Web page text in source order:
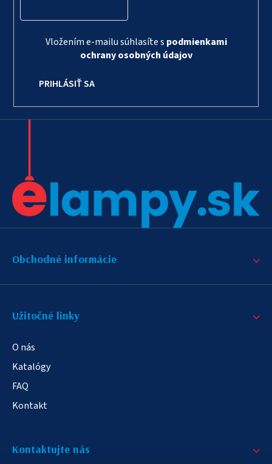
Vložením e-mailu súhlasíte s podmienkami
ochrany osobných údajov
PRIHLÁSIŤ SA
Obchodné informácie
Užitočné linky
O nás
Katalógy
FAQ
Kontakt
Kontaktujte nás